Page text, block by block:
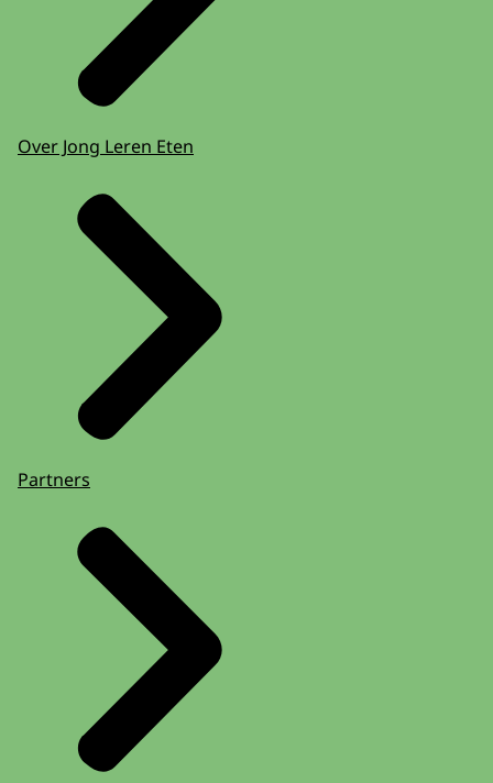
Over Jong Leren Eten
Partners